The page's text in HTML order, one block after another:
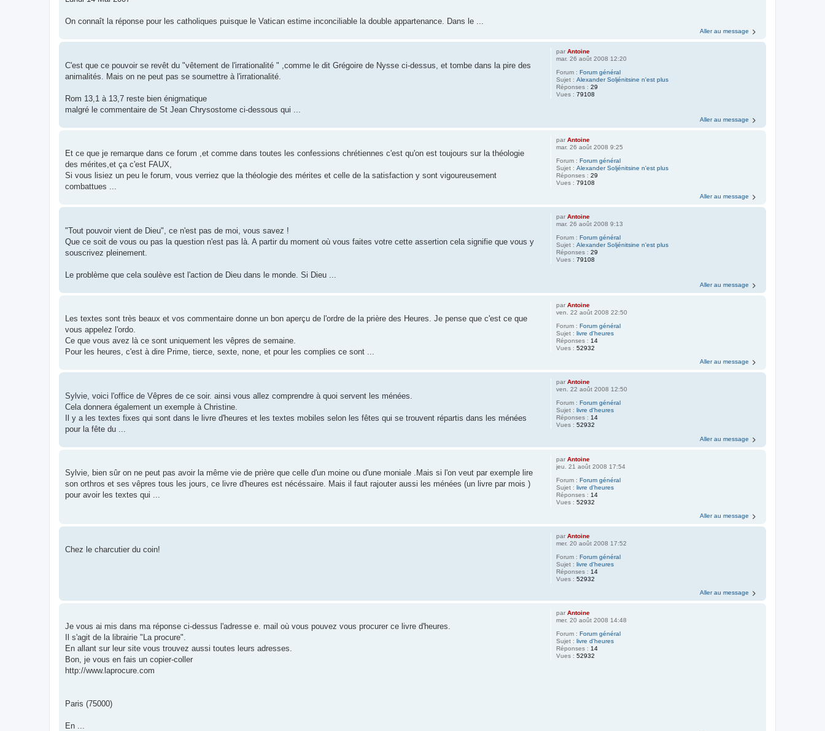
On connaît la réponse pour les catholiques puisque le Vatican estime inconciliable la double appartenance. Dans le ...
Aller au message
parAntoine
mar. 26 août 2008 12:20
Forum :Forum général
Sujet :Alexander Soljénitsine n'est plus
Réponses :29
Vues :79108
C'est que ce pouvoir se revêt du "vêtement de l'irrationalité " ,comme le dit Grégoire de Nysse ci-dessus, et tombe dans la pire des
animalités. Mais on ne peut pas se soumettre à l'irrationalité.
Rom 13,1 à 13,7 reste bien énigmatique
malgré le commentaire de St Jean Chrysostome ci-dessous qui ...
Aller au message
parAntoine
mar. 26 août 2008 9:25
Forum :Forum général
Sujet :Alexander Soljénitsine n'est plus
Réponses :29
Vues :79108
Et ce que je remarque dans ce forum ,et comme dans toutes les confessions chrétiennes c'est qu'on est toujours sur la théologie
des mérites,et ça c'est FAUX,
Si vous lisiez un peu le forum, vous verriez que la théologie des mérites et celle de la satisfaction y sont vigoureusement
combattues ...
Aller au message
parAntoine
mar. 26 août 2008 9:13
Forum :Forum général
Sujet :Alexander Soljénitsine n'est plus
Réponses :29
Vues :79108
"Tout pouvoir vient de Dieu", ce n'est pas de moi, vous savez !
Que ce soit de vous ou pas la question n'est pas là. A partir du moment où vous faites votre cette assertion cela signifie que vous y
souscrivez pleinement.
Le problème que cela soulève est l'action de Dieu dans le monde. Si Dieu ...
Aller au message
parAntoine
ven. 22 août 2008 22:50
Forum :Forum général
Sujet :livre d'heures
Réponses : 14
Vues :52932
Les textes sont très beaux et vos commentaire donne un bon aperçu de l'ordre de la prière des Heures. Je pense que c'est ce que
vous appelez l'ordo.
Ce que vous avez là ce sont uniquement les vêpres de semaine.
Pour les heures, c'est à dire Prime, tierce, sexte, none, et pour les complies ce sont ...
Aller au message
parAntoine
ven. 22 août 2008 12:50
Forum :Forum général
Sujet :livre d'heures
Réponses : 14
Vues :52932
Sylvie, voici l'office de Vêpres de ce soir. ainsi vous allez comprendre à quoi servent les ménées.
Cela donnera également un exemple à Christine.
Il y a les textes fixes qui sont dans le livre d'heures et les textes mobiles selon les fêtes qui se trouvent répartis dans les ménées
pour la fête du ...
Aller au message
parAntoine
jeu. 21 août 2008 17:54
Forum :Forum général
Sujet :livre d'heures
Réponses : 14
Vues :52932
Sylvie, bien sûr on ne peut pas avoir la même vie de prière que celle d'un moine ou d'une moniale .Mais si l'on veut par exemple lire
son orthros et ses vêpres tous les jours, ce livre d'heures est nécéssaire. Mais il faut rajouter aussi les ménées (un livre par mois )
pour avoir les textes qui ...
Aller au message
parAntoine
mer. 20 août 2008 17:52
Forum :Forum général
Sujet :livre d'heures
Réponses : 14
Vues :52932
Chez le charcutier du coin!
Aller au message
parAntoine
mer. 20 août 2008 14:48
Forum :Forum général
Sujet :livre d'heures
Réponses : 14
Vues :52932
Je vous ai mis dans ma réponse ci-dessus l'adresse e. mail où vous pouvez vous procurer ce livre d'heures.
Il s'agit de la librairie "La procure".
En allant sur leur site vous trouvez aussi toutes leurs adresses.
Bon, je vous en fais un copier-coller
http://www.laprocure.com
Paris (75000)
En ...